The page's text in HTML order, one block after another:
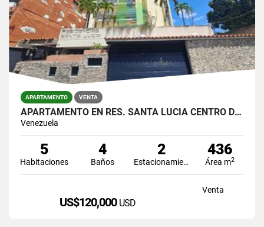
APARTAMENTO VENTA
APARTAMENTO EN RES. SANTA LUCÍA CENTRO DE BARQUISIMETO
Venezuela
5
Habitaciones
4
Baños
2
Estacionamiento
436
Área m2
Venta
US$120,000 USD